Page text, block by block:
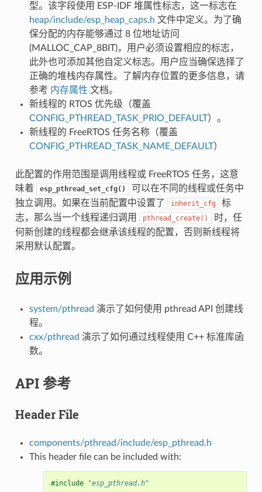
型。该字段使用 ESP-IDF 堆属性标志，这一标志在
heap/include/esp_heap_caps.h 文件中定义。为了确
保分配的内存能够通过 8 位地址访问
(MALLOC_CAP_8BIT)，用户必须设置相应的标志，
此外也可添加其他自定义标志。用户应当确保选择了
正确的堆栈内存属性。了解内存位置的更多信息，请
参考 内存属性 文档。
新线程的 RTOS 优先级（覆盖
CONFIG_PTHREAD_TASK_PRIO_DEFAULT）。
新线程的 FreeRTOS 任务名称（覆盖
CONFIG_PTHREAD_TASK_NAME_DEFAULT）
此配置的作用范围是调用线程或 FreeRTOS 任务，这意
味着
esp_pthread_set_cfg()
可以在不同的线程或任务中
独立调用。如果在当前配置中设置了
inherit_cfg
标
志，那么当一个线程递归调用
pthread_create()
时，任
何新创建的线程都会继承该线程的配置，否则新线程将
采用默认配置。
应用示例
system/pthread 演示了如何使用 pthread API 创建线
程。
cxx/pthread 演示了如何通过线程使用 C++ 标准库函
数。
API 参考
Header File
components/pthread/include/esp_pthread.h
This header file can be included with:
#include "esp_pthread.h"